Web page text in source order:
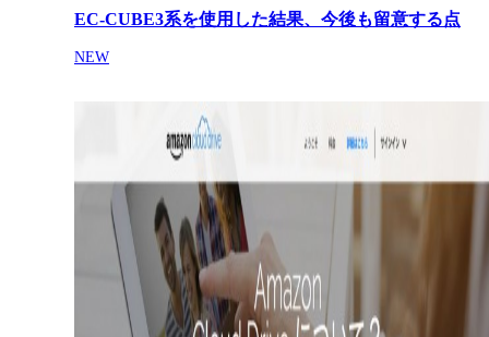
EC-CUBE3系を使用した結果、今後も留意する点
NEW